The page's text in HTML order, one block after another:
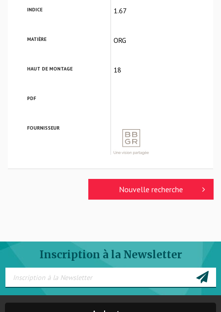
INDICE 1.67
MATIÈRE ORG
HAUT DE MONTAGE 18
PDF
FOURNISSEUR
Nouvelle recherche
Inscription à la Newsletter